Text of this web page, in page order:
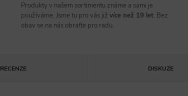
Produkty v našem sortimentu známe a sami je
používáme. Jsme tu pro vás již více než 19 let. Bez
obav se na nás obraťte pro radu.
RECENZE DISKUZE